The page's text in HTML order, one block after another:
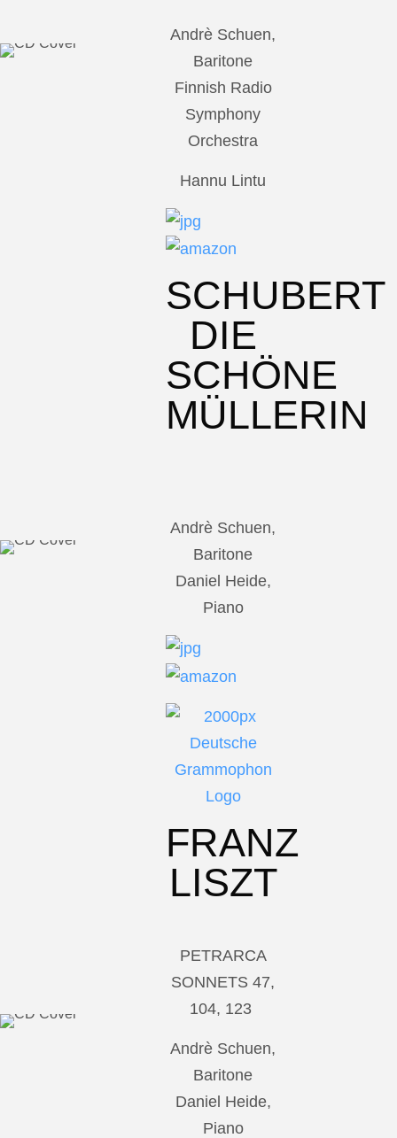
Andrè Schuen,
Baritone
Finnish Radio
Symphony
Orchestra
Hannu Lintu
SCHUBERT
DIE
SCHÖNE
MÜLLERIN
Andrè Schuen,
Baritone
Daniel Heide,
Piano
FRANZ
LISZT
PETRARCA
SONNETS 47,
104, 123
Andrè Schuen,
Baritone
Daniel Heide,
Piano